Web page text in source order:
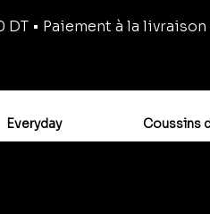
• Paiement à la
Everyday Coussins